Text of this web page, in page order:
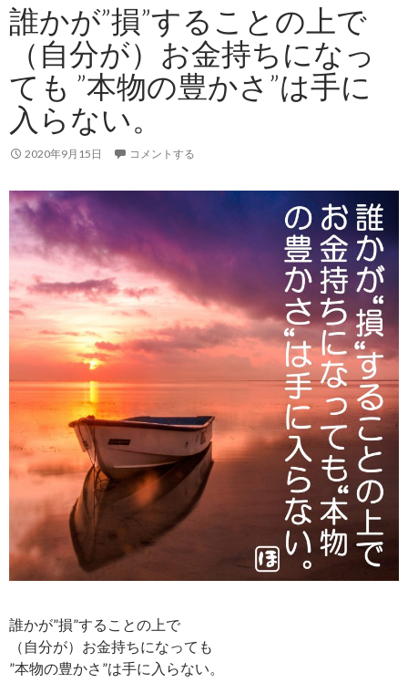
誰かが”損”することの上で
（自分が）お金持ちになっ
ても ”本物の豊かさ”は手に
入らない。
2020年9月15日 コメントする
誰かが”損”することの上で
（自分が）お金持ちになっても
”本物の豊かさ”は手に入らない。